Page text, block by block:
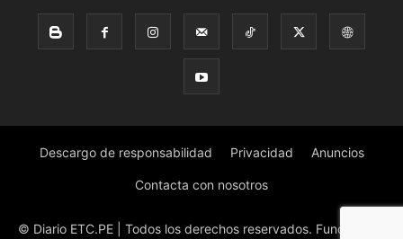
Descargo de responsabilidad Privacidad Anuncios
Contacta con nosotros
© Diario ETC.PE | Todos los derechos reservados. Fundado en